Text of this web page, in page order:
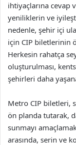
ihtiyaçlarına cevap
yeniliklerin ve
nedenle, şehir içi
için CIP biletlerinin
Herkesin rahatça
oluşturulması,
şehirleri daha
Metro CIP biletleri,
ön planda tutarak,
sunmayı
arasında, serin ve